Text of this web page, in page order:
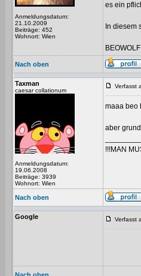
Anmeldungsdatum:
21.10.2009
Beiträge: 452
Wohnort: Wien
es ein
In diesem
BEOWOLF
Nach oben
Taxman
caesar collationum
Anmeldungsdatum:
19.06.2008
Beiträge: 3939
Wohnort: Wien
Verfasst
maaa beo
aber
!!!MAN
Nach oben
Google Verfasst